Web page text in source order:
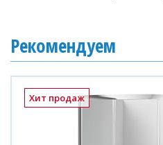
Рекомендуем
Хит продаж